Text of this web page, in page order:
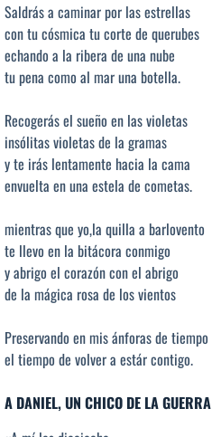
Saldrás a caminar por las estrellas
con tu cósmica tu corte de querubes
echando a la ribera de una nube
tu pena como al mar una botella.
Recogerás el sueño en las violetas
insólitas violetas de la gramas
y te irás lentamente hacia la cama
envuelta en una estela de cometas.
mientras que yo,la quilla a barlovento
te llevo en la bitácora conmigo
y abrigo el corazón con el abrigo
de la mágica rosa de los vientos
Preservando en mis ánforas de tiempo
el tiempo de volver a estár contigo.
A DANIEL, UN CHICO DE LA GUERRA